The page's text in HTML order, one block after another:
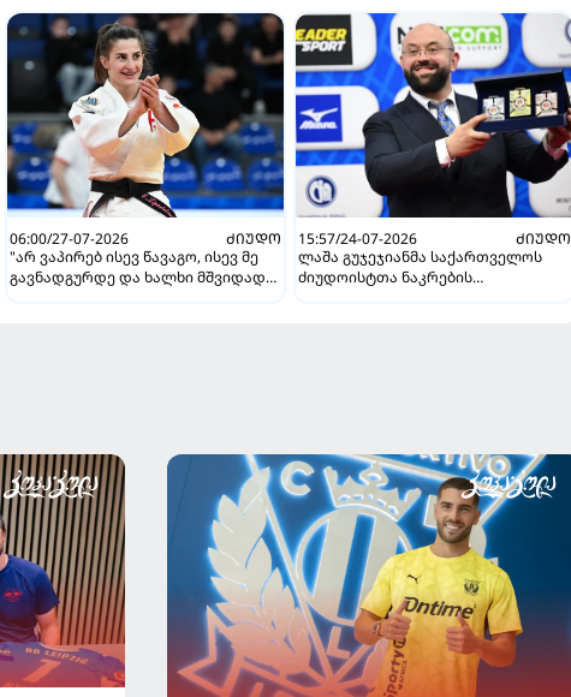
06:00/27-07-2026
ᲫᲘᲣᲓᲝ
"არ ვაპირებ ისევ წავაგო, ისევ მე
გავნადგურდე და ხალხი მშვიდად
15:57/24-07-2026
ᲫᲘᲣᲓᲝ
ლაშა გუჯეჯიანმა საქართველოს
ძიუდოისტთა ნაკრების